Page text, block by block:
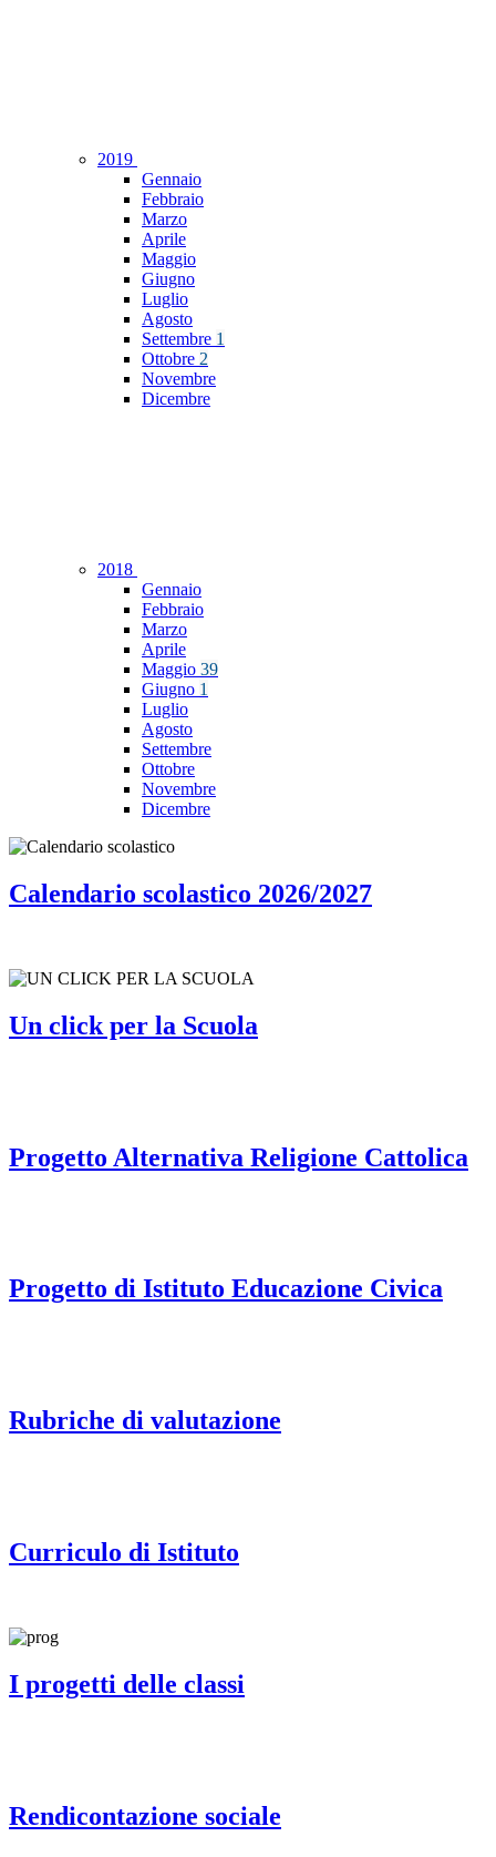
2019
Gennaio
Febbraio
Marzo
Aprile
Maggio
Giugno
Luglio
Agosto
Settembre 1
Ottobre 2
Novembre
Dicembre
2018
Gennaio
Febbraio
Marzo
Aprile
Maggio 39
Giugno 1
Luglio
Agosto
Settembre
Ottobre
Novembre
Dicembre
Calendario scolastico 2026/2027
Un click per la Scuola
Progetto Alternativa Religione Cattolica
Progetto di Istituto Educazione Civica
Rubriche di valutazione
Curriculo di Istituto
I progetti delle classi
Rendicontazione sociale